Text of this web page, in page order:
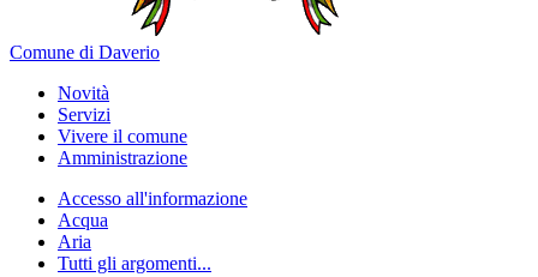
Comune di Daverio
Novità
Servizi
Vivere il comune
Amministrazione
Accesso all'informazione
Acqua
Aria
Tutti gli argomenti...